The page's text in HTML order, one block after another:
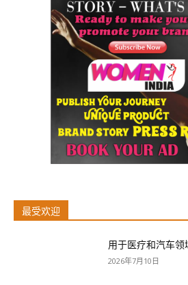
最受欢迎
用于医疗和汽车领
2026年7月10日